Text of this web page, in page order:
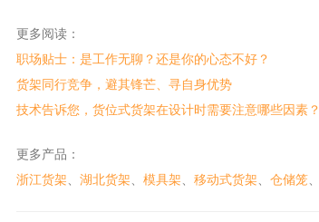
更多阅读：
职场贴士：是工作无聊？还是你的心态不好？
货架同行竞争，避其锋芒、寻自身优势
技术告诉您，货位式货架在设计时需要注意哪些因素？
更多产品：
浙江货架
湖北货架 模具架 移动式货架 仓储笼